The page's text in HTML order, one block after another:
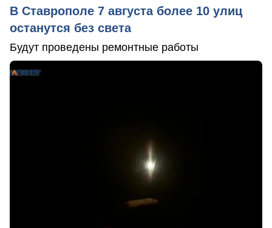
В Ставрополе 7 августа более 10 улиц
останутся без света
Будут проведены ремонтные работы